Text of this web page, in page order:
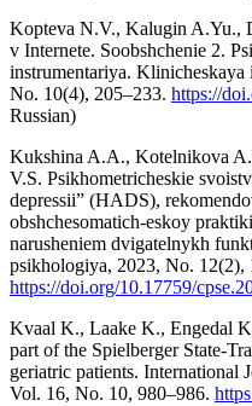
Kopteva N.V., Kalugin A.Yu.,
v Internete. Soobshchenie 2.
instrumentariya. Klinicheskaya
No. 10(4), 205–233. https://
Russian)
Kukshina A.A., Kotelnikova
V.S. Psikhometricheskie
depressii” (HADS),
obshchesomatich-eskoy
narusheniem dvigatelnykh
psikhologiya, 2023, No. 12(2),
https://doi.org/10.17759/
Kvaal K., Laake K., Engedal
part of the Spielberger State-
geriatric patients. International
Vol. 16, No. 10, 980–986.